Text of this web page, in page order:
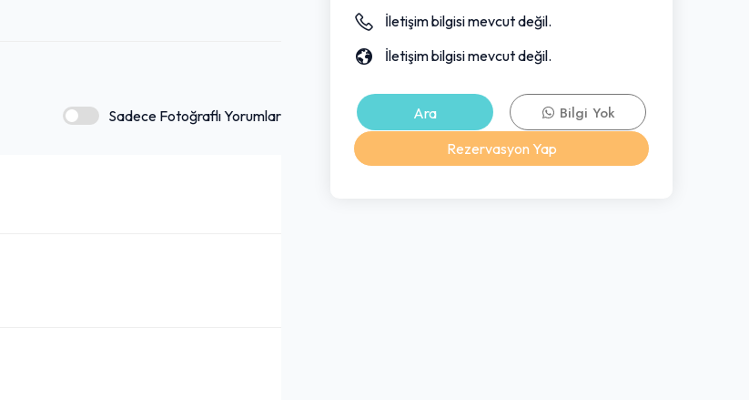
Sadece Fotoğraflı Yorumlar
İletişim bilgisi mevcut değil.
İletişim bilgisi mevcut değil.
Ara
Bilgi Yok
Rezervasyon Yap